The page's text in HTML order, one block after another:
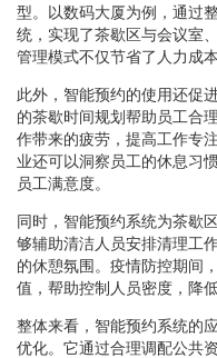
型。以数码大厦为例，通过
统，实现了茶歇区与会议室
管理模式不仅节省了人力成
此外，智能预约的使用还促
的茶歇时间规划帮助员工合
作带来的疲劳，提高工作专
业还可以洞察员工的休息习
员工满意度。
同时，智能预约系统为茶歇
够辅助清洁人员安排清理工
的休憩氛围。疫情防控期间
值，帮助控制人员密度，降
整体来看，智能预约系统的
优化。它通过合理调配公共